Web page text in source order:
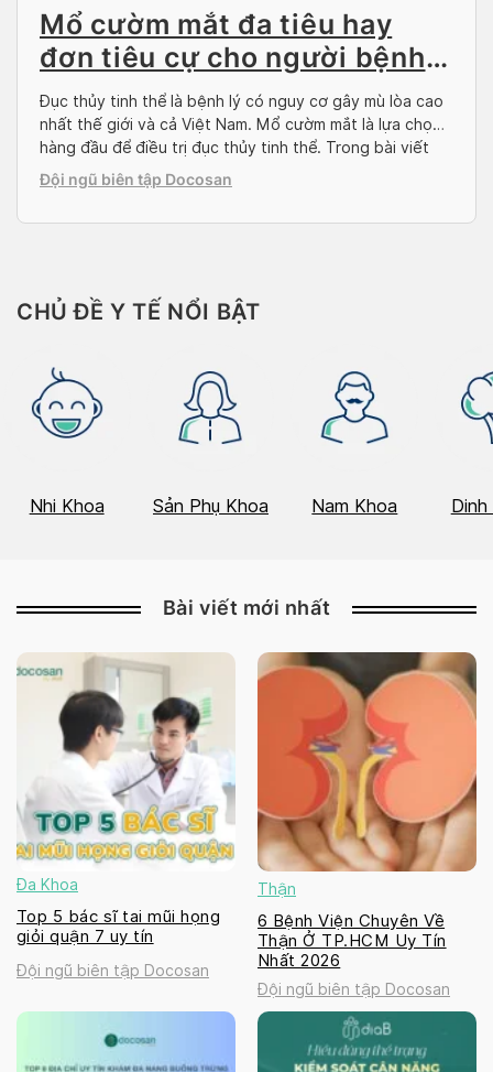
Mổ cườm mắt đa tiêu hay
đơn tiêu cự cho người bệnh
đục thủy tinh thể?
Đục thủy tinh thể là bệnh lý có nguy cơ gây mù lòa cao
nhất thế giới và cả Việt Nam. Mổ cườm mắt là lựa chọn
hàng đầu để điều trị đục thủy tinh thể. Trong bài viết
này, hãy cùng Docosan khám phá về mổ cườm mắt đa
tiêu hay đơn tiêu cự, […]
Đội ngũ biên tập Docosan
CHỦ ĐỀ Y TẾ NỔI BẬT
Nhi Khoa Sản Phụ Khoa Nam Khoa Dinh
Bài viết mới nhất
Đa Khoa
Top 5 bác sĩ tai mũi họng
giỏi quận 7 uy tín
Đội ngũ biên tập Docosan
Thận
6 Bệnh Viện Chuyên Về
Thận Ở TP.HCM Uy Tín
Nhất 2026
Đội ngũ biên tập Docosan